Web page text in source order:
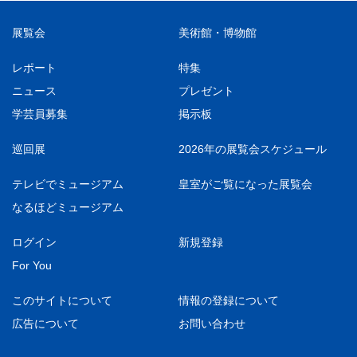
展覧会 美術館・博物館
レポート
特集
ニュース
プレゼント
学芸員募集
掲示板
巡回展 2026年の展覧会スケジュール
テレビでミュージアム
皇室がご覧になった展覧会
なるほどミュージアム
ログイン
新規登録
For You
このサイトについて
情報の登録について
広告について
お問い合わせ